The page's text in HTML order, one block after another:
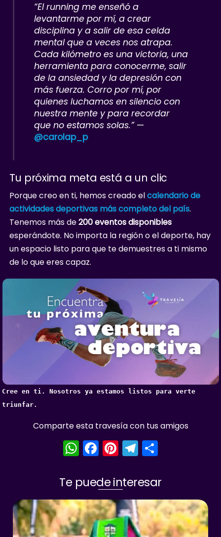
“El running me enseñó a
levantarme por mí, a crear
disciplina y a salir de esa celda
mental que a veces nos atrapa.
Cada kilómetro es una victoria, una
herramienta para conocerme, salir
de la ansiedad y la depresión con
más fuerza. Corro por mí, por
quienes luchamos en silencio con
nuestra mente y para recordar
que no estamos solas.”—
@carolap_p
Tu próxima meta está a un clic
Porque creo en ti, hemos creado elcalendario de
actividades deportivas más completo del país.
Tenemos más de200 eventos disponibles
esperándote. No importa la región o el deporte, hay
un espacio listo para que te demuestres a ti mismo
de lo que eres capaz.
Cree en ti. Nosotros ya estamos listos para verte
triunfar.
Comparte esta travesía con tus amigos
W
h
a
ts
A
p
F
a
c
e
b
o
Pi
nt
er
e
st
T
el
e
gr
a
m
ar
e
Te puede interesar